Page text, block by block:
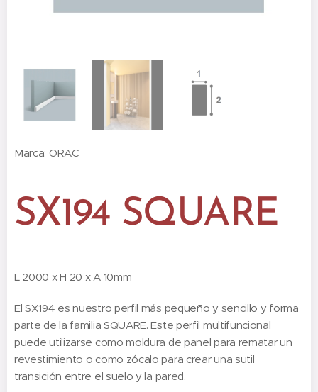
Marca: ORAC
SX194 SQUARE
L 2000 x H 20 x A 10mm
El SX194 es nuestro perfil más pequeño y sencillo y forma
parte de la familia SQUARE. Este perfil multifuncional
puede utilizarse como moldura de panel para rematar un
revestimiento o como zócalo para crear una sutil
transición entre el suelo y la pared.